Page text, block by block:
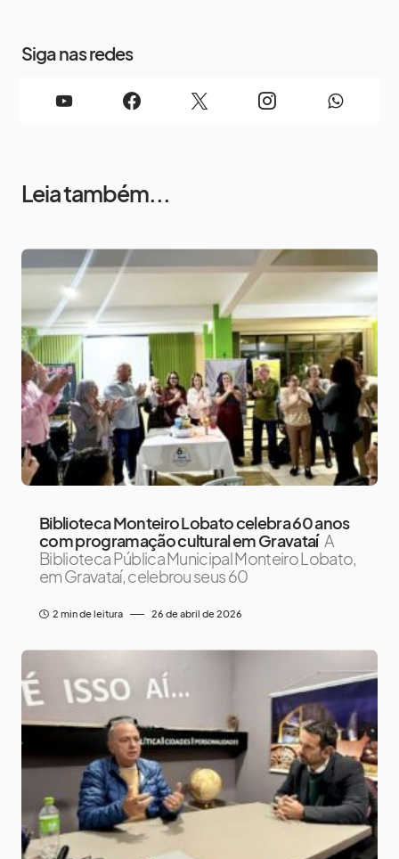
Siga nas redes
Leia também...
Biblioteca Monteiro Lobato celebra 60 anos
com programação cultural em Gravataí A
Biblioteca Pública Municipal Monteiro Lobato,
em Gravataí, celebrou seus 60
2 min de leitura 26 de abril de 2026